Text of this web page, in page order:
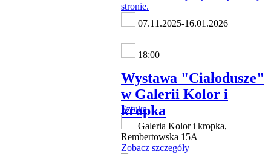
07.11.2025-16.01.2026
18:00
Wystawa "Ciałodusze"
w Galerii Kolor i
kropka
Sztuka
Galeria Kolor i kropka,
Rembertowska 15A
Zobacz szczegóły